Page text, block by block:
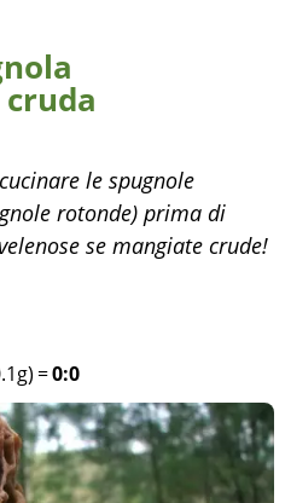
le spugnole
rotonde) prima di
se mangiate crude!
=0:0